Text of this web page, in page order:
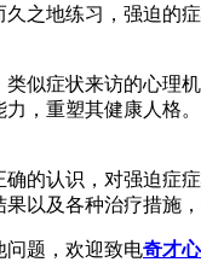
之地练习，强迫的
似症状来访的心理
，重塑其健康人格。
的认识，对强迫症
以及各种治疗措施
问题，欢迎致电奇才